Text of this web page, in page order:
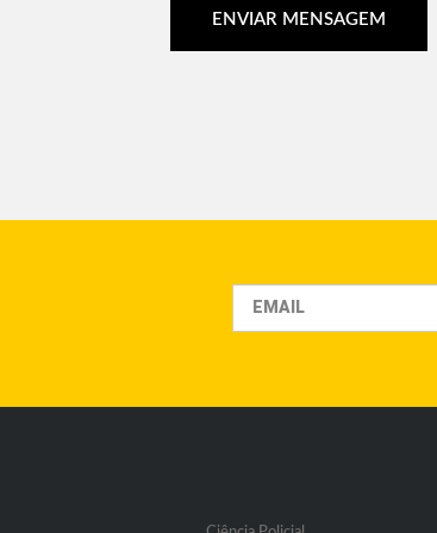
ENVIAR MENSAGEM